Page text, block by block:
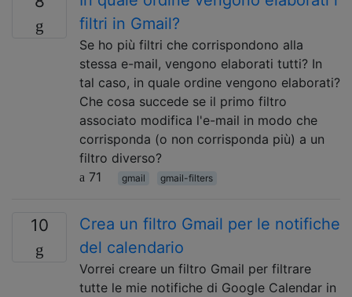
filtri in Gmail?
Se ho più filtri che corrispondono alla
stessa e-mail, vengono elaborati tutti? In
tal caso, in quale ordine vengono elaborati?
Che cosa succede se il primo filtro
associato modifica l'e-mail in modo che
corrisponda (o non corrisponda più) a un
filtro diverso?
71
gmail gmail-filters
10
Crea un filtro Gmail per le notifiche
del calendario
Vorrei creare un filtro Gmail per filtrare
tutte le mie notifiche di Google Calendar in